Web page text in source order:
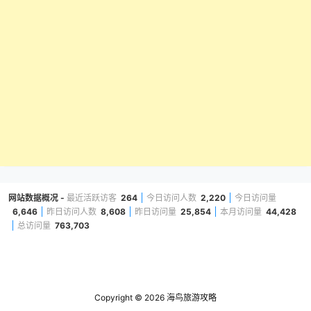
网站数据概况 - 最近活跃访客 264 今日访问人数 2,220
今日访问量
6,646
昨日访问人数 8,608 昨日访问量 25,854 本月访问量 44,428
总访问量 763,703
Copyright © 2026 海鸟旅游攻略